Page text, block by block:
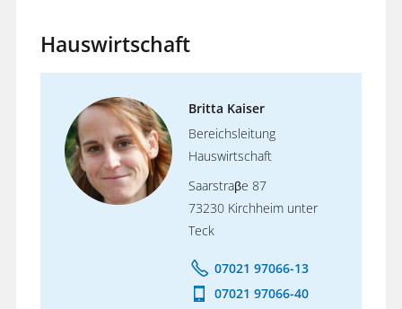
Hauswirtschaft
Britta Kaiser
Bereichsleitung
Hauswirtschaft
Saarstraβe 87
73230 Kirchheim unter
Teck
07021 97066-13
07021 97066-40